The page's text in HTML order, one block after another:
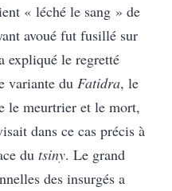
« léché le sang » de
avoué fut fusillé sur
expliqué le regretté
variante du Fatidra, le
le meurtrier et le mort,
dans ce cas précis à
du tsiny. Le grand
des insurgés a